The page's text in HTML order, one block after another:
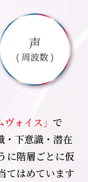
ォイス」 で
・下意識・潜在
に階層ごとに仮
てはめています